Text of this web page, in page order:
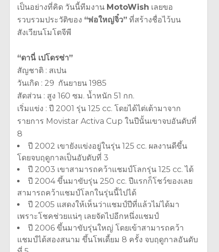
เป็นอย่างที่คิด วันนี้ทีมงาน MotoWish เลยขอ
รวบรวมประวัติของ “พ่อใหญ่จิ๋ว” ที่สร้างชื่อไว้บน
สังเวียนโมโตจีพี
“ดานี่ เปโดรซ่า”
สัญชาติ : สเปน
วันเกิด : 29 กันยายน 1985
สัดส่วน : สูง 160 ซม. น้ำหนัก 51 กก.
เริ่มแข่ง : ปี 2001 รุ่น 125 cc. โดยได้ไต่เต้ามาจาก
รายการ Movistar Activa Cup ในปีนั้นเขาจบอันดับที่
8
ปี 2002 เขายังแข่งอยู่ในรุ่น 125 cc. ผลงานดีขึ้น
โดยจบฤดูกาลเป็นอับดับที่ 3
ปี 2003 เขาสามารถคว้าแชมป์โลกรุ่น 125 cc. ได้
ปี 2004 ขึ้นมาขับรุ่น 250 cc. ปีแรกก็โชว์ของเลย
สามารถคว้าแชมป์โลกในรุ่นนี้ไปได้
ปี 2005 แสดงให้เห็นว่าแชมป์ปีที่แล้วไม่ได้มา
เพราะโชคช่วยแน่ๆ เลยจัดไปอีกหนึ่งแชมป์
ปี 2006 ขึ้นมาขับรุ่นใหญ่ โดยเข้าสามารถคว้า
แชมป์ได้สองสนาม ขึ้นโพเดี้ยม 8 ครั้ง จบฤดูกาลอันดับ